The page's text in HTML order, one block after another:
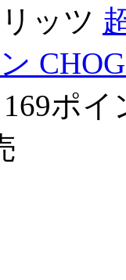
ッツ
169ポ